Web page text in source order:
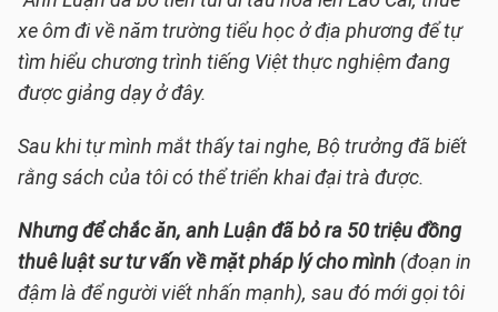
xe ôm đi về năm trường tiểu học ở địa phương để tự
tìm hiểu chương trình tiếng Việt thực nghiệm đang
được giảng dạy ở đây.
Sau khi tự mình mắt thấy tai nghe, Bộ trưởng đã biết
rằng sách của tôi có thể triển khai đại trà được.
Nhưng để chắc ăn, anh Luận đã bỏ ra 50 triệu đồng
thuê luật sư tư vấn về mặt pháp lý cho mình (đoạn in
đậm là để người viết nhấn mạnh), sau đó mới gọi tôi